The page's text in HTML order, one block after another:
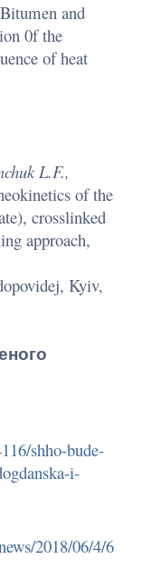
and
0f the
of heat
L.F.,
of the
crosslinked
approach,
Kyiv,
shho-bude-
i-
2018/06/4/6